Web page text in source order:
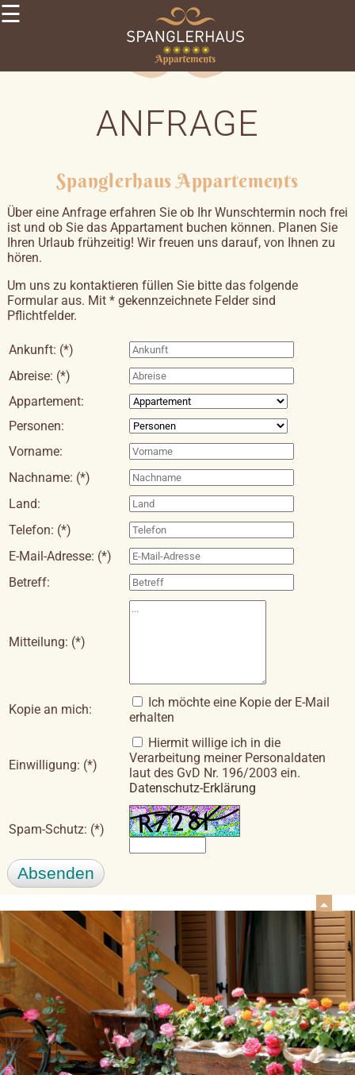
☰
×
Sommer
APPARTEMENTS
Sonnenwohnung
IMPRESSIONEN
KONTAKT
Anfrage
IT
DE
EN
ANFRAGE
Spanglerhaus Appartements
Über eine Anfrage erfahren Sie ob Ihr Wunschtermin noch frei
ist und ob Sie das Appartament buchen können. Planen Sie
Ihren Urlaub frühzeitig! Wir freuen uns darauf, von Ihnen zu
hören.
Um uns zu kontaktieren füllen Sie bitte das folgende
Formular aus. Mit * gekennzeichnete Felder sind
Pflichtfelder.
Ankunft: (*)
Abreise: (*)
Appartement:
Personen:
Vorname:
Nachname: (*)
Land:
Telefon: (*)
E-Mail-Adresse: (*)
Betreff:
Mitteilung: (*)
Kopie an mich:
Ich möchte eine Kopie der E-Mail
erhalten
Einwilligung: (*)
Hiermit willige ich in die
Verarbeitung meiner Personaldaten
laut des GvD Nr. 196/2003 ein.
Datenschutz-Erklärung
Spam-Schutz: (*)